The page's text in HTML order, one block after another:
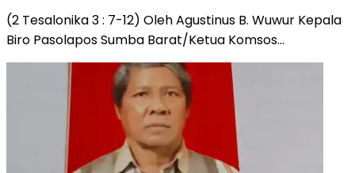
(2 Tesalonika 3 : 7-12) Oleh Agustinus B. Wuwur Kepala
Biro Pasolapos Sumba Barat/Ketua Komsos…